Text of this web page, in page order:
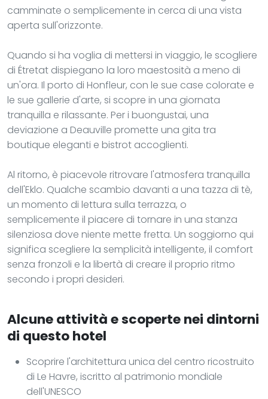
camminate o semplicemente in cerca di una vista
aperta sull'orizzonte.
Quando si ha voglia di mettersi in viaggio, le scogliere
di Étretat dispiegano la loro maestosità a meno di
un'ora. Il porto di Honfleur, con le sue case colorate e
le sue gallerie d'arte, si scopre in una giornata
tranquilla e rilassante. Per i buongustai, una
deviazione a Deauville promette una gita tra
boutique eleganti e bistrot accoglienti.
Al ritorno, è piacevole ritrovare l'atmosfera tranquilla
dell'Eklo. Qualche scambio davanti a una tazza di tè,
un momento di lettura sulla terrazza, o
semplicemente il piacere di tornare in una stanza
silenziosa dove niente mette fretta. Un soggiorno qui
significa scegliere la semplicità intelligente, il comfort
senza fronzoli e la libertà di creare il proprio ritmo
secondo i propri desideri.
Alcune attività e scoperte nei dintorni
di questo hotel
Scoprire l'architettura unica del centro ricostruito
di Le Havre, iscritto al patrimonio mondiale
dell'UNESCO